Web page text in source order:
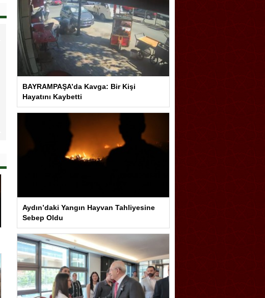
BAYRAMPAŞA’da Kavga: Bir Kişi
Hayatını Kaybetti
Aydın’daki Yangın Hayvan Tahliyesine
Sebep Oldu